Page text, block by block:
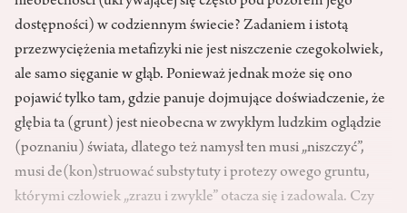
dostępności) w codziennym świecie? Zadaniem i istotą
przezwyciężenia metafizyki nie jest niszczenie czegokolwiek,
ale samo sięganie w głąb. Ponieważ jednak może się ono
pojawić tylko tam, gdzie panuje dojmujące doświadczenie, że
głębia ta (grunt) jest nieobecna w zwykłym ludzkim oglądzie
(poznaniu) świata, dlatego też namysł ten musi „niszczyć”,
musi de(kon)struować substytuty i protezy owego gruntu,
którymi człowiek „zrazu i zwykle” otacza się i zadowala. Czy